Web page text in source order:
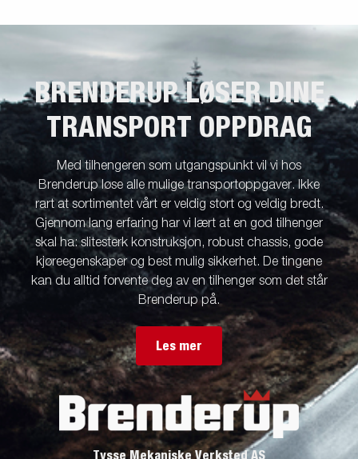
BRENDERUP LØSER DINE
TRANSPORT OPPDRAG
Med tilhengeren som utgangspunkt vil vi hos
Brenderup løse alle mulige transportoppgaver. Ikke
rart at sortimentet vårt er veldig stort og veldig bredt.
Gjennom lang erfaring har vi lært at en god tilhenger
skal ha: slitesterk konstruksjon, robust chassis, gode
kjøreegenskaper og best mulig sikkerhet. De tingene
kan du alltid forvente deg av en tilhenger som det står
Brenderup på.
Les mer
Tysse Mekaniske Verksted AS